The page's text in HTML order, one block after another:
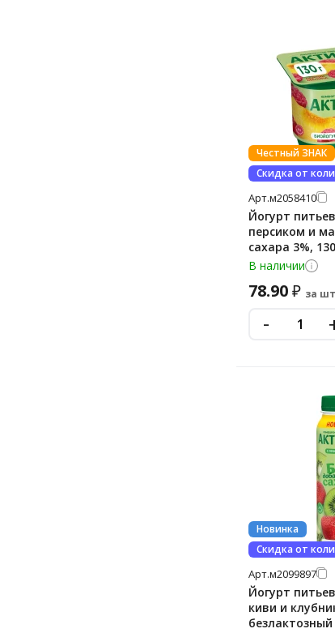
Честный ЗНАК
Скидка от
Арт.м2058410
Йогурт
персиком и
сахара 3%,
В наличии
78.90₽ за
-
Новинка
Скидка от
Арт.м2099897
Йогурт
киви и
безлактозный